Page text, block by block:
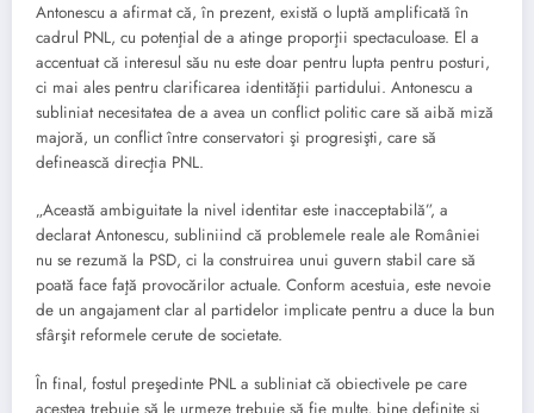
Antonescu a afirmat că, în prezent, există o luptă amplificată în
cadrul PNL, cu potenţial de a atinge proporţii spectaculoase. El a
accentuat că interesul său nu este doar pentru lupta pentru posturi,
ci mai ales pentru clarificarea identităţii partidului. Antonescu a
subliniat necesitatea de a avea un conflict politic care să aibă miză
majoră, un conflict între conservatori şi progresişti, care să
definească direcţia PNL.
„Această ambiguitate la nivel identitar este inacceptabilă”, a
declarat Antonescu, subliniind că problemele reale ale României
nu se rezumă la PSD, ci la construirea unui guvern stabil care să
poată face faţă provocărilor actuale. Conform acestuia, este nevoie
de un angajament clar al partidelor implicate pentru a duce la bun
sfârşit reformele cerute de societate.
În final, fostul preşedinte PNL a subliniat că obiectivele pe care
acestea trebuie să le urmeze trebuie să fie multe, bine definite şi